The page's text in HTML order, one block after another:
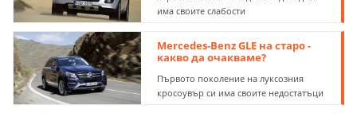
има своите слабости
Mercedes-Benz GLE на старо -
какво да очакваме?
Първото поколение на луксозния
кросоувър си има своите недостатъци